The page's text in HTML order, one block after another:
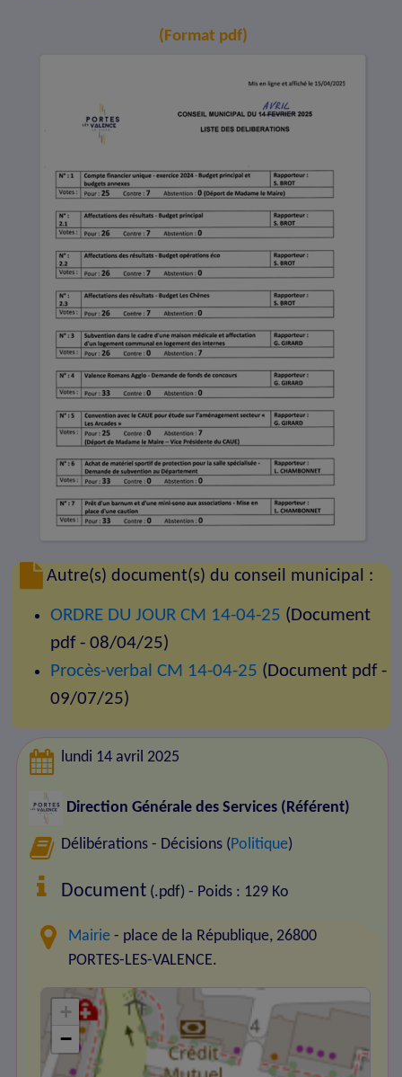
(Format pdf)
Autre(s) document(s) du conseil municipal :
ORDRE DU JOUR CM 14-04-25 (Document
pdf - 08/04/25)
Procès-verbal CM 14-04-25 (Document pdf -
09/07/25)
lundi 14 avril 2025
Direction Générale des Services (Référent)
Délibérations - Décisions ( Politique)
Document (.pdf) - Poids : 129 Ko
Mairie - place de la République, 26800
PORTES-LES-VALENCE.
+
−